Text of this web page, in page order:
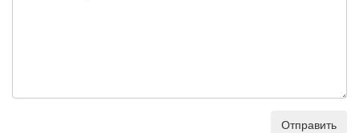
Отправить